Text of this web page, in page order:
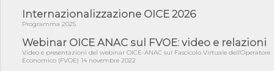
riqualificazione sism...
mate...
06/08/26 - DDL delegazione europea in Cdm per recepimento
norme UE in m...
Internazionalizzazione OICE 2026
Programma 2025
Webinar OICE ANAC sul FVOE: video e relazioni
Video e presentazioni del webinar OICE-ANAC sul Fascicolo Virtuale dell'Operatore
Economico (FVOE) 14 novembre 2022